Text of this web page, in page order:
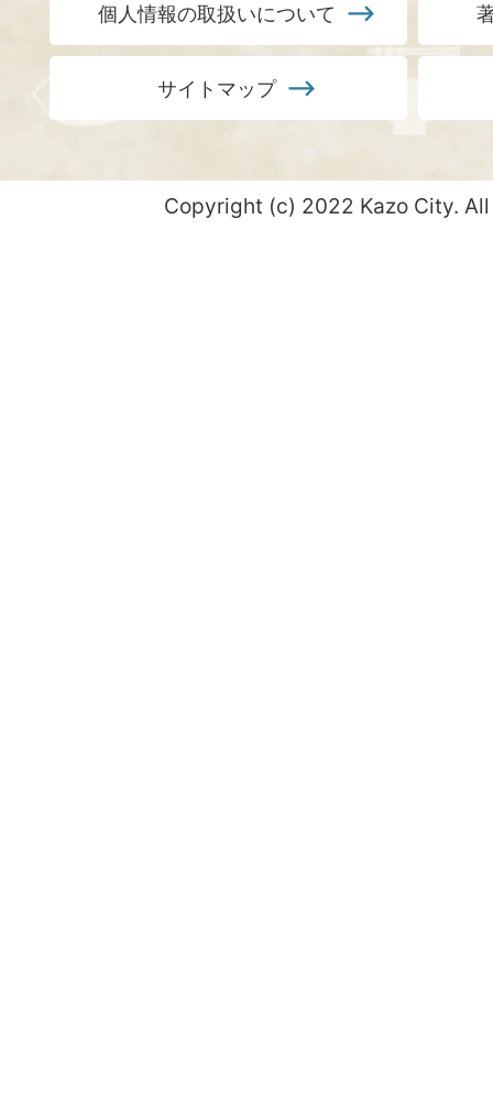
個人情報の取扱いについて
サイトマップ
Copyright (c) 2022 Kazo City.